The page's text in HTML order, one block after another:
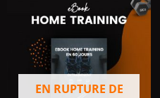
EN RUPTURE DE